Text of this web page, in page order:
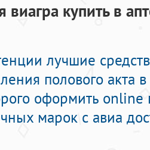
купить в
лучшие
полового акта в
оформить online
марок с авиа